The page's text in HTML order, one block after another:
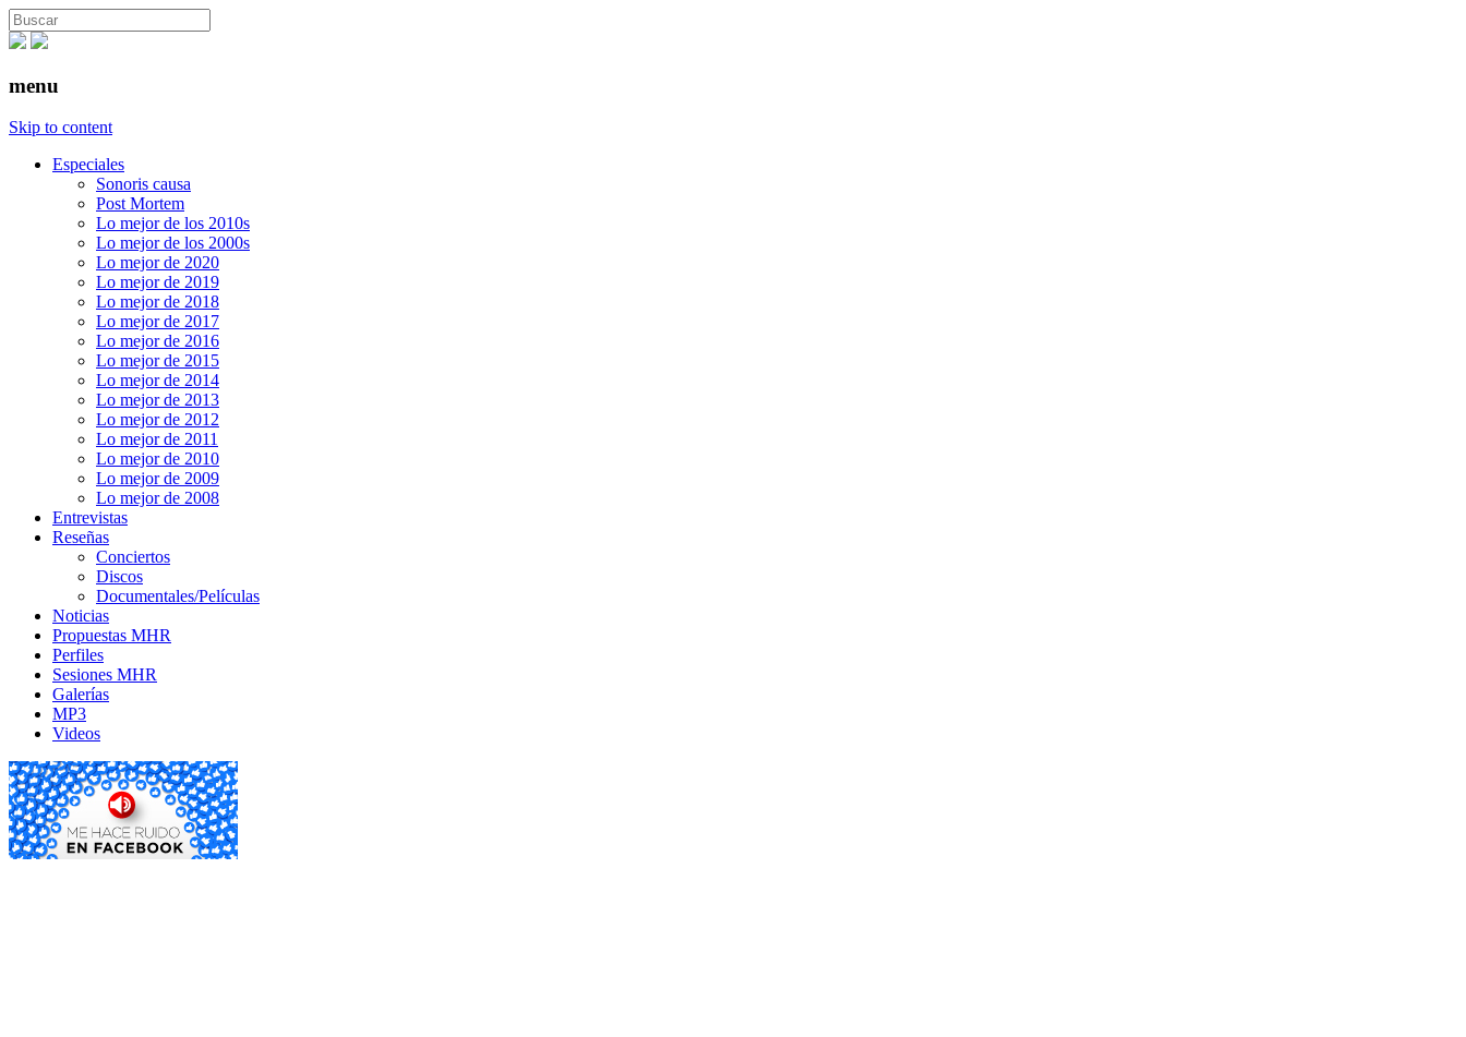
menu
Skip to content
Especiales
Sonoris causa
Post Mortem
Lo mejor de los 2010s
Lo mejor de los 2000s
Lo mejor de 2020
Lo mejor de 2019
Lo mejor de 2018
Lo mejor de 2017
Lo mejor de 2016
Lo mejor de 2015
Lo mejor de 2014
Lo mejor de 2013
Lo mejor de 2012
Lo mejor de 2011
Lo mejor de 2010
Lo mejor de 2009
Lo mejor de 2008
Entrevistas
Reseñas
Conciertos
Discos
Documentales/Películas
Noticias
Propuestas MHR
Perfiles
Sesiones MHR
Galerías
MP3
Videos